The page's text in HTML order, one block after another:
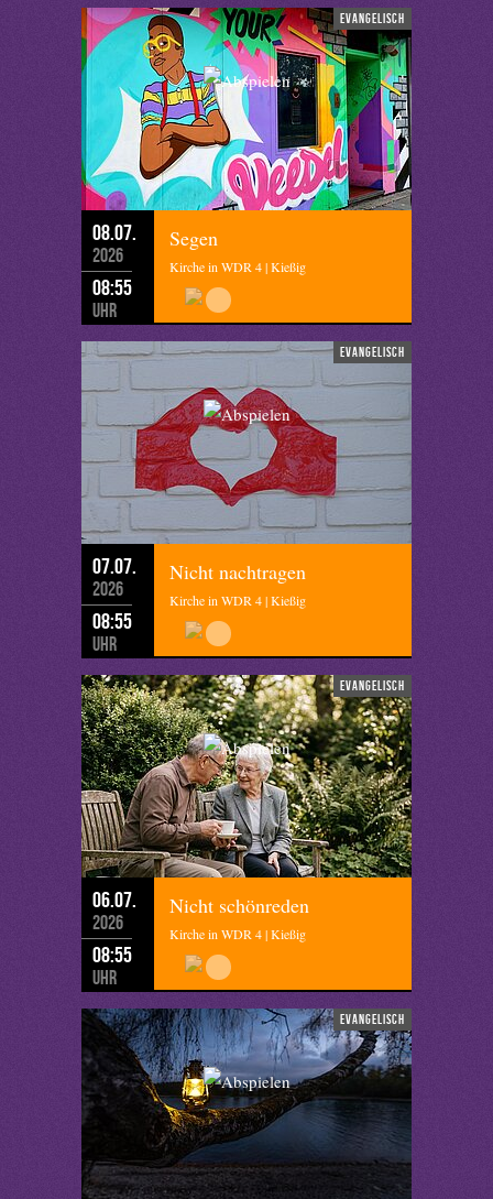
evangelisch
08.07.
2026
08:55
Uhr
Segen
Kirche in WDR 4 | Kießig
evangelisch
07.07.
2026
08:55
Uhr
Nicht nachtragen
Kirche in WDR 4 | Kießig
evangelisch
06.07.
2026
08:55
Uhr
Nicht schönreden
Kirche in WDR 4 | Kießig
evangelisch